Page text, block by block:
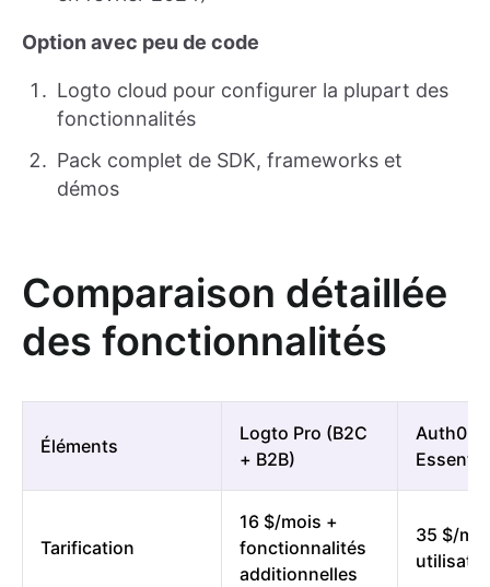
Option avec peu de code
Logto cloud pour configurer la plupart des
fonctionnalités
Pack complet de SDK, frameworks et
démos
Comparaison détaillée
des fonctionnalités
Éléments
Logto Pro (B2C
+ B2B)
Auth0
Tarification
16 $/mois +
fonctionnalités
additionnelles
35 $/